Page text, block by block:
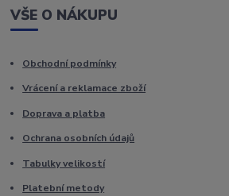
VŠE O NÁKUPU
Obchodní podmínky
Vrácení a reklamace zboží
Doprava a platba
Ochrana osobních údajů
Tabulky velikostí
Platební metody